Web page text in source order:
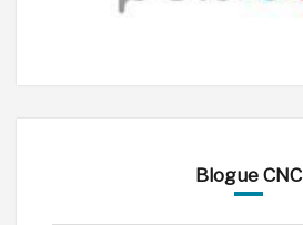
Blogue CNC